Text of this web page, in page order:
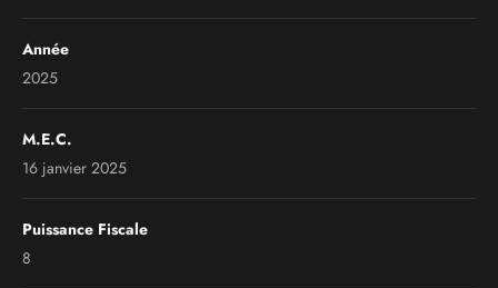
Année
2025
M.E.C.
16 janvier 2025
Puissance Fiscale
8